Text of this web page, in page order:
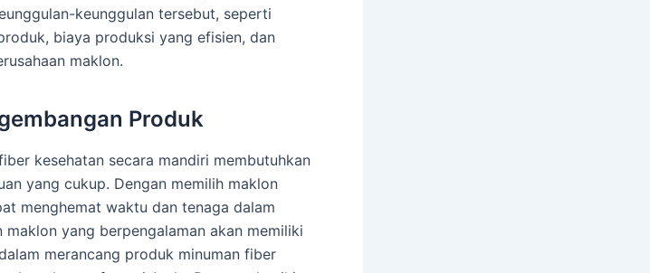
keunggulan tersebut, seperti
biaya produksi yang efisien, dan
maklon.
Produk
kesehatan secara mandiri membutuhkan
yang cukup. Dengan memilih maklon
menghemat waktu dan tenaga dalam
maklon yang berpengalaman akan memiliki
merancang produk minuman fiber